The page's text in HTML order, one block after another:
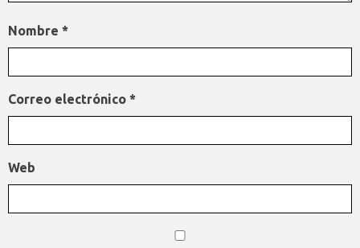
Nombre *
Correo electrónico *
Web